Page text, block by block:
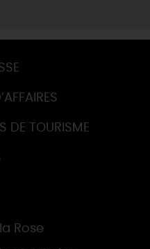
DE TOURISME
Rose